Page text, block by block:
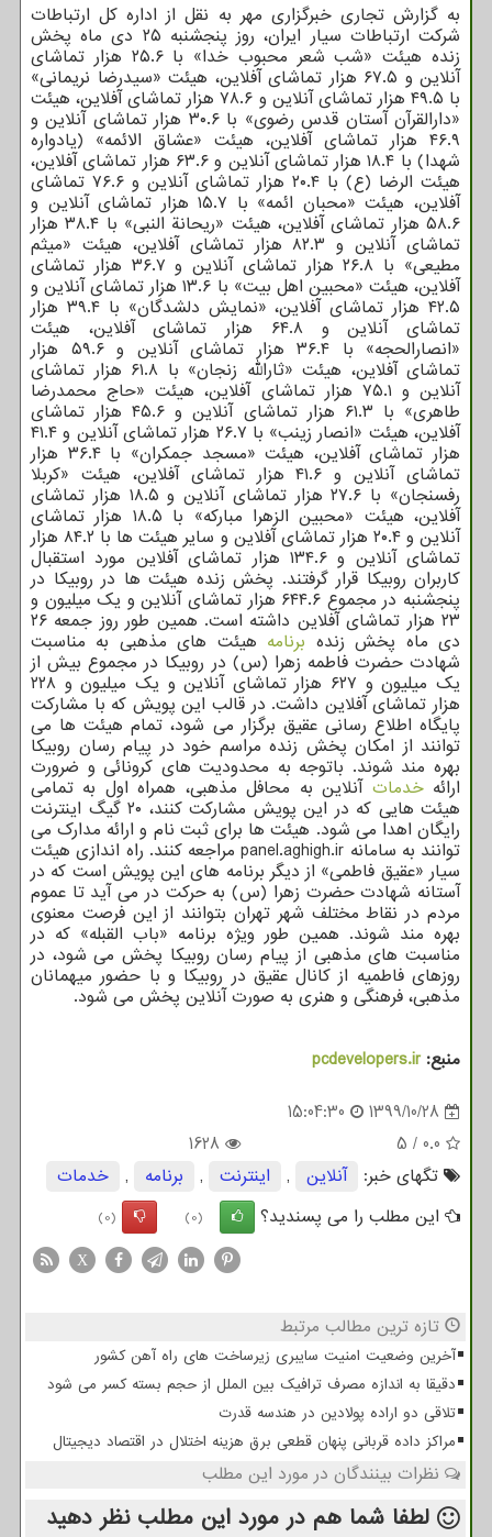
به گزارش تجاری خبرگزاری مهر به نقل از اداره کل ارتباطات
شرکت ارتباطات سیار ایران، روز پنجشنبه ۲۵ دی ماه پخش
زنده هیئت «شب شعر محبوب خدا» با ۲۵.۶ هزار تماشای
آنلاین و ۶۷.۵ هزار تماشای آفلاین، هیئت «سیدرضا نریمانی»
با ۴۹.۵ هزار تماشای آنلاین و ۷۸.۶ هزار تماشای آفلاین، هیئت
«دارالقرآن آستان قدس رضوی» با ۳۰.۶ هزار تماشای آنلاین و
۴۶.۹ هزار تماشای آفلاین، هیئت «عشاق الائمه» (یادواره
شهدا) با ۱۸.۴ هزار تماشای آنلاین و ۶۳.۶ هزار تماشای آفلاین،
هیئت الرضا (ع) با ۲۰.۴ هزار تماشای آنلاین و ۷۶.۶ تماشای
آفلاین، هیئت «محبان ائمه» با ۱۵.۷ هزار تماشای آنلاین و
۵۸.۶ هزار تماشای آفلاین، هیئت «ریحانة النبی» با ۳۸.۴ هزار
تماشای آنلاین و ۸۲.۳ هزار تماشای آفلاین، هیئت «میثم
مطیعی» با ۲۶.۸ هزار تماشای آنلاین و ۳۶.۷ هزار تماشای
آفلاین، هیئت «محبین اهل بیت» با ۱۳.۶ هزار تماشای آنلاین و
۴۲.۵ هزار تماشای آفلاین، «نمایش دلشدگان» با ۳۹.۴ هزار
تماشای آنلاین و ۶۴.۸ هزار تماشای آفلاین، هیئت
«انصارالحجه» با ۳۶.۴ هزار تماشای آنلاین و ۵۹.۶ هزار
تماشای آفلاین، هیئت «ثارالله زنجان» با ۶۱.۸ هزار تماشای
آنلاین و ۷۵.۱ هزار تماشای آفلاین، هیئت «حاج محمدرضا
طاهری» با ۶۱.۳ هزار تماشای آنلاین و ۴۵.۶ هزار تماشای
آفلاین، هیئت «انصار زینب» با ۲۶.۷ هزار تماشای آنلاین و ۴۱.۴
هزار تماشای آفلاین، هیئت «مسجد جمکران» با ۳۶.۴ هزار
تماشای آنلاین و ۴۱.۶ هزار تماشای آفلاین، هیئت «کربلا
رفسنجان» با ۲۷.۶ هزار تماشای آنلاین و ۱۸.۵ هزار تماشای
آفلاین، هیئت «محبین الزهرا مبارکه» با ۱۸.۵ هزار تماشای
آنلاین و ۲۰.۴ هزار تماشای آفلاین و سایر هیئت ها با ۸۴.۲ هزار
تماشای آنلاین و ۱۳۴.۶ هزار تماشای آفلاین مورد استقبال
کاربران روبیکا قرار گرفتند. پخش زنده هیئت ها در روبیکا در
پنجشنبه در مجموع ۶۴۴.۶ هزار تماشای آنلاین و یک میلیون و
۲۳ هزار تماشای آفلاین داشته است. همین طور روز جمعه ۲۶
دی ماه پخش زنده برنامه هیئت های مذهبی به مناسبت
شهادت حضرت فاطمه زهرا (س) در روبیکا در مجموع بیش از
یک میلیون و ۶۲۷ هزار تماشای آنلاین و یک میلیون و ۲۲۸
هزار تماشای آفلاین داشت. در قالب این پویش که با مشارکت
پایگاه اطلاع رسانی عقیق برگزار می شود، تمام هیئت ها می
توانند از امکان پخش زنده مراسم خود در پیام رسان روبیکا
بهره مند شوند. باتوجه به محدودیت های کرونائی و ضرورت
ارائهخدمات آنلاین به محافل مذهبی، همراه اول به تمامی
هیئت هایی که در این پویش مشارکت کنند، ۲۰ گیگ اینترنت
رایگان اهدا می شود. هیئت ها برای ثبت نام و ارائه مدارک می
توانند به سامانه panel.aghigh.ir مراجعه کنند. راه اندازی هیئت
سیار «عقیق فاطمی» از دیگر برنامه های این پویش است که در
آستانه شهادت حضرت زهرا (س) به حرکت در می آید تا عموم
مردم در نقاط مختلف شهر تهران بتوانند از این فرصت معنوی
بهره مند شوند. همین طور ویژه برنامه «باب القبله» که در
مناسبت های مذهبی از پیام رسان روبیکا پخش می شود، در
روزهای فاطمیه از کانال عقیق در روبیکا و با حضور میهمانان
مذهبی، فرهنگی و هنری به صورت آنلاین پخش می شود.
منبع:pcdevelopers.ir
1399/10/28
15:04:30
0.0
/
5
1628
تگهای خبر:
آنلاین , اینترنت , برنامه ,
خدمات
این مطلب را می پسندید؟
(0)
(0)
X
تازه ترین مطالب مرتبط
آخرین وضعیت امنیت سایبری زیرساخت های راه آهن کشور
دقیقا به اندازه مصرف ترافیک بین الملل از حجم بسته کسر می شود
تلاقی دو اراده پولادین در هندسه قدرت
مراکز داده قربانی پنهان قطعی برق هزینه اختلال در اقتصاد دیجیتال
نظرات بینندگان در مورد این مطلب
لطفا شما هم در مورد این مطلب نظر دهید